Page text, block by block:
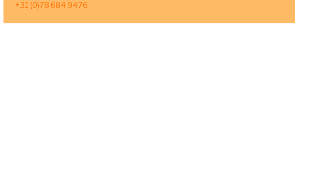
+31 (0)78 684 9476